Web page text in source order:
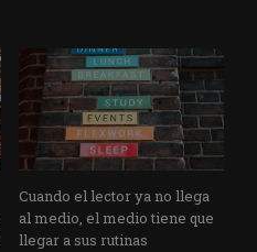
Cuando el lector ya no llega
al medio, el medio tiene que
llegar a sus rutinas